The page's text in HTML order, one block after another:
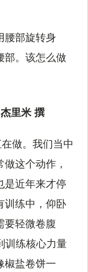
腰部旋转身
部。该怎么做
里米 撰
做。我们当中
这个动作，
是近年来才停
训练中，仰卧
要轻微卷腹
训练核心力量
椒盐卷饼一